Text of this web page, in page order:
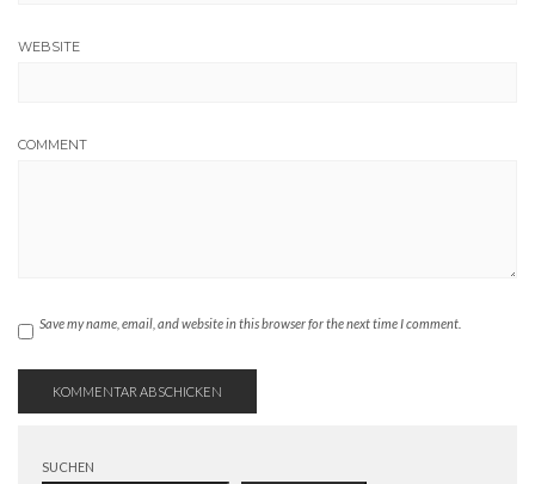
WEBSITE
COMMENT
Save my name, email, and website in this browser for the next time I comment.
SUCHEN